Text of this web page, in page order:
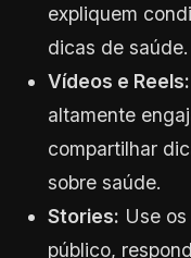
expliquem
dicas de saúde.
Vídeos e Reels:
altamente
compartilhar
sobre saúde.
Stories: Use
público,